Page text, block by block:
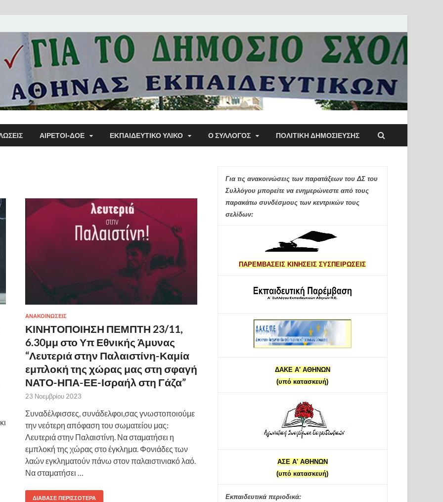
Α΄ Σύλλογος Αθηνών
Εκπαιδευτικών Π.Ε.
ΑΙΡΕΤΟΙ-ΔΟΕ ΕΚΠΑΙΔΕΥΤΙΚΌ ΥΛΙΚΌ Ο ΣΥΛΛΟΓΟΣ ΠΟΛΙΤΙΚΉ ΔΗΜΟΣΊΕΥΣΗΣ
ΑΝΑΚΟΙΝΩΣΕΙΣ
ΚΙΝΗΤΟΠΟΙΗΣΗ ΠΕΜΠΤΗ 23/11,
6.30μμ στο Υπ Εθνικής Άμυνας
“Λευτεριά στην Παλαιστίνη-Καμία
εμπλοκή της χώρας μας στη σφαγή
ΝΑΤΟ-ΗΠΑ-ΕΕ-Ισραήλ στη Γάζα”
23 Νοεμβρίου 2023
Συναδέλφισσες, συνάδελφοι,σας γνωστοποιούμε
την νεότερη απόφαση του σωματείου μας:
Λευτεριά στην Παλαιστίνη. Να σταματήσει η
εμπλοκή της χώρας στο έγκλημα. Φονιάδες των
λαών εγκληματούν πάνω στον παλαιστινιακό λαό.
Να σταματήσει …
ΔΙΆΒΑΣΕ ΠΕΡΙΣΣΌΤΕΡΑ
Για τις ανακοινώσεις των παρατάξεων του ΔΣ του
Συλλόγου μπορείτε να ενημερώνεστε από τους
παρακάτω συνδέσμους των κεντρικών τους
σελίδων:
ΠΑΡΕΜΒΑΣΕΙΣ ΚΙΝΗΣΕΙΣ ΣΥΣΠΕΙΡΩΣΕΙΣ
ΔΑΚΕ Α' ΑΘΗΝΩΝ
(υπό κατασκευή)
ΑΣΕ Α' ΑΘΗΝΩΝ
(υπό κατασκευή)
Εκπαιδευτικά περιοδικά: